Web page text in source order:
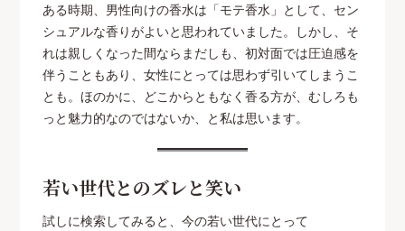
ある時期、男性向けの香水は「モテ香水」として、セン
シュアルな香りがよいと思われていました。しかし、そ
れは親しくなった間ならまだしも、初対面では圧迫感を
伴うこともあり、女性にとっては思わず引いてしまうこ
とも。ほのかに、どこからともなく香る方が、むしろも
っと魅力的なのではないか、と私は思います。
若い世代とのズレと笑い
試しに検索してみると、今の若い世代にとって